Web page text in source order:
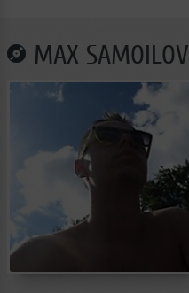
MAX SAMOILOV